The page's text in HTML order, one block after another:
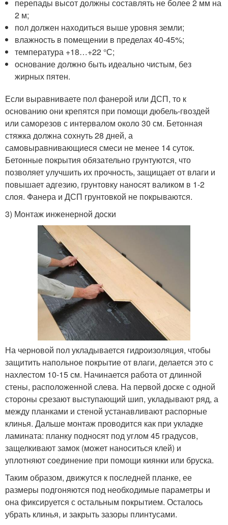
перепады высот должны составлять не более 2 мм на
2 м;
пол должен находиться выше уровня земли;
влажность в помещении в пределах 40-45%;
температура +18…+22 °С;
основание должно быть идеально чистым, без
жирных пятен.
Если выравниваете пол фанерой или ДСП, то к
основанию они крепятся при помощи дюбель-гвоздей
или саморезов с интервалом около 30 см. Бетонная
стяжка должна сохнуть 28 дней, а
самовыравнивающиеся смеси не менее 14 суток.
Бетонные покрытия обязательно грунтуются, что
позволяет улучшить их прочность, защищает от влаги и
повышает адгезию, грунтовку наносят валиком в 1-2
слоя. Фанера и ДСП грунтовкой не покрываются.
3) Монтаж инженерной доски
На черновой пол укладывается гидроизоляция, чтобы
защитить напольное покрытие от влаги, делается это с
нахлестом 10-15 см. Начинается работа от длинной
стены, расположенной слева. На первой доске с одной
стороны срезают выступающий шип, укладывают ряд, а
между планками и стеной устанавливают распорные
клинья. Дальше монтаж проводится как при укладке
ламината: планку подносят под углом 45 градусов,
защелкивают замок (может наноситься клей) и
уплотняют соединение при помощи киянки или бруска.
Таким образом, движутся к последней планке, ее
размеры подгоняются под необходимые параметры и
она фиксируется с остальным покрытием. Осталось
убрать клинья, и закрыть зазоры плинтусами.